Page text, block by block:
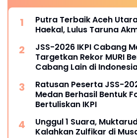
Putra Terbaik Aceh
Haekal, Lulus Taruna
JSS-2026 IKPI Cabang
Targetkan Rekor MURI
Cabang Lain di
Ratusan Peserta JSS-
Medan Berhasil Bentuk
Bertuliskan IKPI
Unggul 1 Suara,
Kalahkan Zulfikar di